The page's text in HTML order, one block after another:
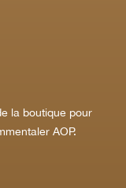
la boutique pour
AOP.